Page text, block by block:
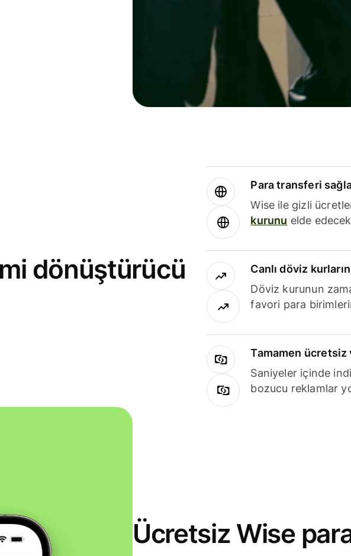
dönüştürücü
Para transferi
Wise ile gizli
kurunu elde
Canlı döviz
Döviz kurunun
favori para
Tamamen ücretsiz
Saniyeler içinde
bozucu reklamlar
Ücretsiz Wise